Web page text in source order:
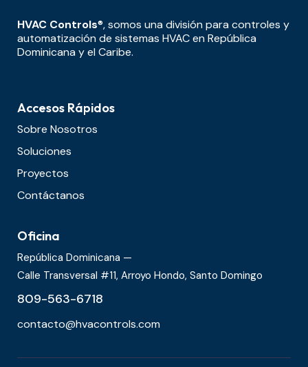
HVAC Controls®, somos una división para controles y
automatización de sistemas HVAC en República
Dominicana y el Caribe.
Accesos Rápidos
Sobre Nosotros
Soluciones
Proyectos
Contáctanos
Oficina
República Dominicana —
Calle Transversal #11, Arroyo Hondo, Santo Domingo
809-563-6718
contacto@hvacontrols.com